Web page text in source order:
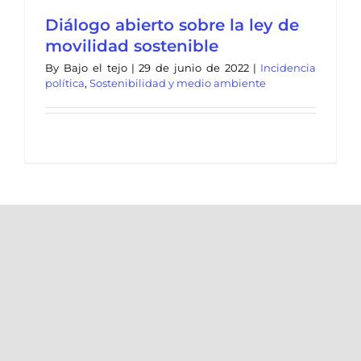
Diálogo abierto sobre la ley de
movilidad sostenible
By Bajo el tejo | 29 de junio de 2022 | Incidencia
política, Sostenibilidad y medio ambiente